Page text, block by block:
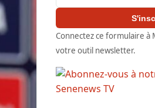
Connectez ce formulaire à
votre outil newsletter.